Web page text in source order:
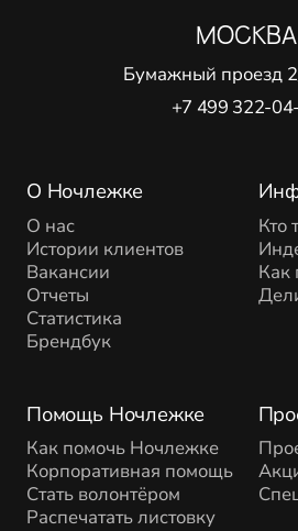
О Ночлежке
О нас
Истории клиентов
Вакансии
Отчеты
Статистика
Брендбук
Помощь Ночлежке
Как помочь Ночлежке
Корпоративная помощь
Стать волонтёром
Распечатать листовку
Кто
Как
МОСКВА
Бумажный проезд
+7 499 322-